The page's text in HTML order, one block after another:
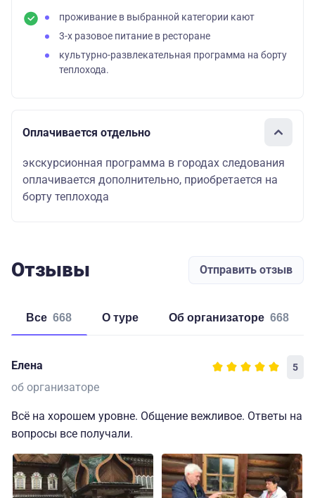
проживание в выбранной категории кают
3-х разовое питание в ресторане
культурно-развлекательная программа на борту
теплохода.
Оплачивается отдельно
экскурсионная программа в городах следования
оплачивается дополнительно, приобретается на
борту теплохода
Отзывы Отправить отзыв
Все 668 о туре об организаторе 668
Елена 5
об организаторе
Всё на хорошем уровне. Общение вежливое. Ответы на
вопросы все получали.